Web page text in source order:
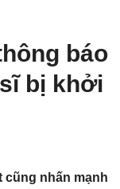
báo
bị khởi
cũng nhấn mạnh